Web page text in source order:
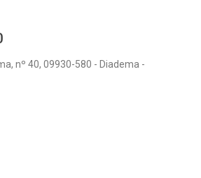
nº 40, 09930-580 - Diadema -